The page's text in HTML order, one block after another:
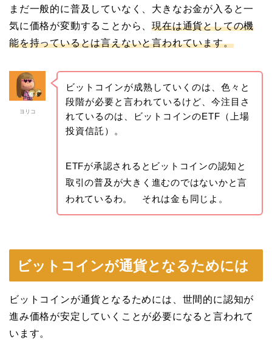
まだ一般的に普及していなく、大きなお金が入ると一
気に価格が変動することから、現在は通貨としての機
能を持っているとは言えないと言われています。
ヨリコ
ビットコインが成熟していくのは、色々と
段階が必要と言われているけど、今注目さ
れているのは、ビットコインのETF（上場
投資信託）。
ETFが承認されるとビットコインの認知と
取引の普及が大きく進むのではないかと言
われているわ。 それは金も同じよ。
ビットコインが通貨となるためには
ビットコインが通貨となるためには、世間的に認知が
進み価格が安定していくことが必要になると言われて
います。